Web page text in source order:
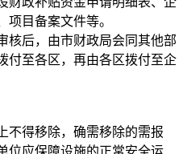
项目备案文件等。
核后，由市财政局会同其他部
付至各区，再由各区拨付至企
不得移除，确需移除的需报
位应保障设施的正常安全运